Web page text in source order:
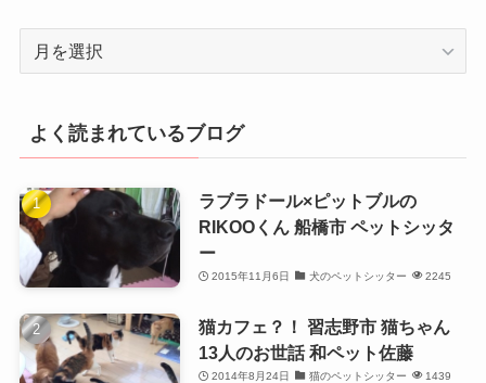
よく読まれているブログ
ラブラドール×ピットブルの
RIKOOくん 船橋市 ペットシッタ
ー
2015年11月6日 犬のペットシッター 2245
猫カフェ？！ 習志野市 猫ちゃん
13人のお世話 和ペット佐藤
2014年8月24日 猫のペットシッター 1439